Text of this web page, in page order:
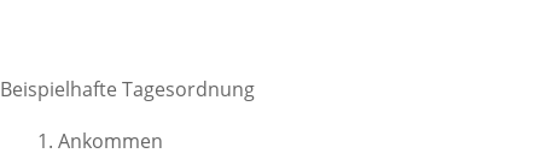
Beispielhafte Tagesordnung
Ankommen